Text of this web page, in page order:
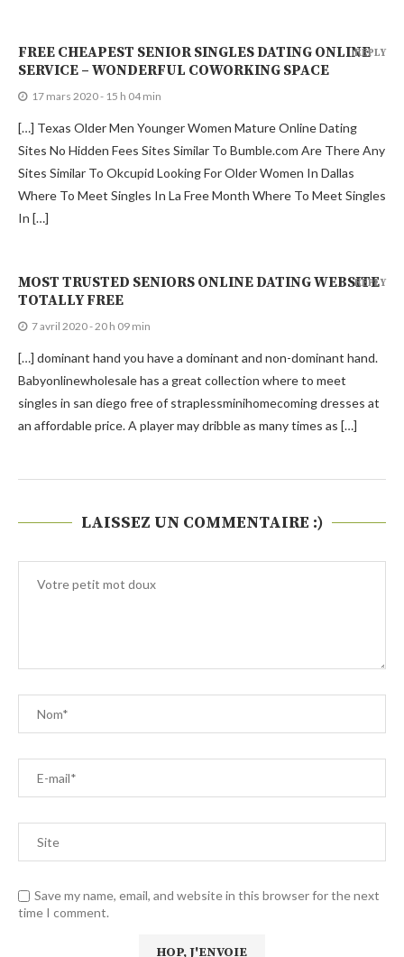
FREE CHEAPEST SENIOR SINGLES DATING ONLINE
SERVICE – WONDERFUL COWORKING SPACE
17 mars 2020 - 15 h 04 min
[…] Texas Older Men Younger Women Mature Online Dating
Sites No Hidden Fees Sites Similar To Bumble.com Are There Any
Sites Similar To Okcupid Looking For Older Women In Dallas
Where To Meet Singles In La Free Month Where To Meet Singles
In […]
REPLY
MOST TRUSTED SENIORS ONLINE DATING WEBSITE
TOTALLY FREE
7 avril 2020 - 20 h 09 min
[…] dominant hand you have a dominant and non-dominant hand.
Babyonlinewholesale has a great collection where to meet
singles in san diego free of straplessminihomecoming dresses at
an affordable price. A player may dribble as many times as […]
REPLY
LAISSEZ UN COMMENTAIRE :)
Save my name, email, and website in this browser for the next
time I comment.